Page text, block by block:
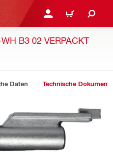
ANMELDEN ODER
WARENKORB
B3 02 VERPACKT
Daten Technische Dokumente